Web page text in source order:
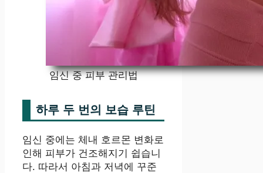
임신 중 피부 관리법
하루 두 번의 보습 루틴
임신 중에는 체내 호르몬 변화로
인해 피부가 건조해지기 쉽습니
다. 따라서 아침과 저녁에 꾸준